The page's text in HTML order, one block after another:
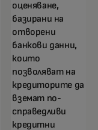
оценяване,
базирани на
отворени
банкови данни,
които
позволяват на
кредиторите да
вземат по-
справедливи
кредитни